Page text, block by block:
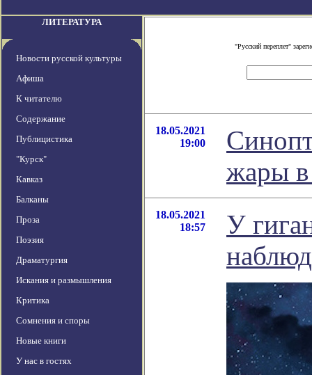
ЛИТЕРАТУРА
Новости русской культуры
Афиша
К читателю
Содержание
Публицистика
"Курск"
Кавказ
Балканы
Проза
Поэзия
Драматургия
Искания и размышления
Критика
Сомнения и споры
Новые книги
У нас в гостях
"Русский переплет"
18.05.2021
19:00
жары
18.05.2021
18:57
У